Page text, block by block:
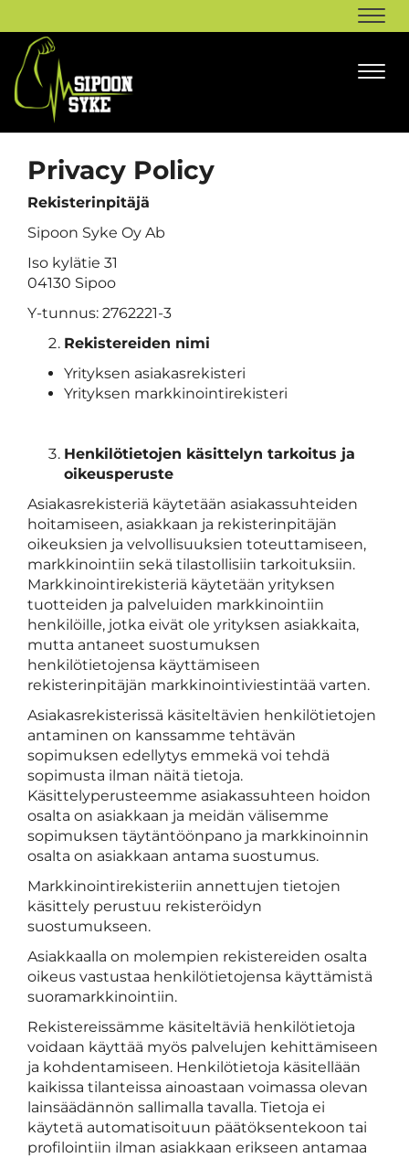
Privacy Policy
Rekisterinpitäjä
Sipoon Syke Oy Ab
Iso kylätie 31
04130 Sipoo
Y-tunnus: 2762221-3
Rekistereiden nimi
Yrityksen asiakasrekisteri
Yrityksen markkinointirekisteri
Henkilötietojen käsittelyn tarkoitus ja
oikeusperuste
Asiakasrekisteriä käytetään asiakassuhteiden
hoitamiseen, asiakkaan ja rekisterinpitäjän
oikeuksien ja velvollisuuksien toteuttamiseen,
markkinointiin sekä tilastollisiin tarkoituksiin.
Markkinointirekisteriä käytetään yrityksen
tuotteiden ja palveluiden markkinointiin
henkilöille, jotka eivät ole yrityksen asiakkaita,
mutta antaneet suostumuksen
henkilötietojensa käyttämiseen
rekisterinpitäjän markkinointiviestintää varten.
Asiakasrekisterissä käsiteltävien henkilötietojen
antaminen on kanssamme tehtävän
sopimuksen edellytys emmekä voi tehdä
sopimusta ilman näitä tietoja.
Käsittelyperusteemme asiakassuhteen hoidon
osalta on asiakkaan ja meidän välisemme
sopimuksen täytäntöönpano ja markkinoinnin
osalta on asiakkaan antama suostumus.
Markkinointirekisteriin annettujen tietojen
käsittely perustuu rekisteröidyn
suostumukseen.
Asiakkaalla on molempien rekistereiden osalta
oikeus vastustaa henkilötietojensa käyttämistä
suoramarkkinointiin.
Rekistereissämme käsiteltäviä henkilötietoja
voidaan käyttää myös palvelujen kehittämiseen
ja kohdentamiseen. Henkilötietoja käsitellään
kaikissa tilanteissa ainoastaan voimassa olevan
lainsäädännön sallimalla tavalla. Tietoja ei
käytetä automatisoituun päätöksentekoon tai
profilointiin ilman asiakkaan erikseen antamaa